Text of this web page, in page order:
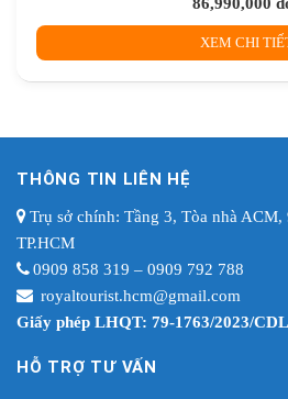
XEM CHI
THÔNG TIN LIÊN HỆ
Trụ sở chính: Tầng 3, Tòa nhà ACM,
TP.HCM
0909 858 319 – 0909 792 788
royaltourist.hcm@gmail.com
Giấy phép LHQT: 79-1763/2023/
HỖ TRỢ TƯ VẤN